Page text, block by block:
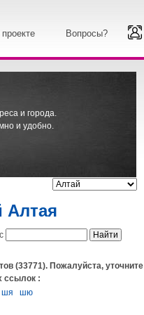
Вопросы?
и города.
и удобно.
Алтая
(33771). Пожалуйста, уточните
ссылок :
шя шю